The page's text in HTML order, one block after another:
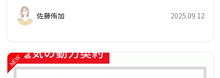
佐藤侑加 2025.09.12